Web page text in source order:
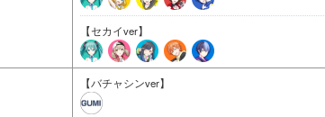
【セカイver】
【バチャシンver】